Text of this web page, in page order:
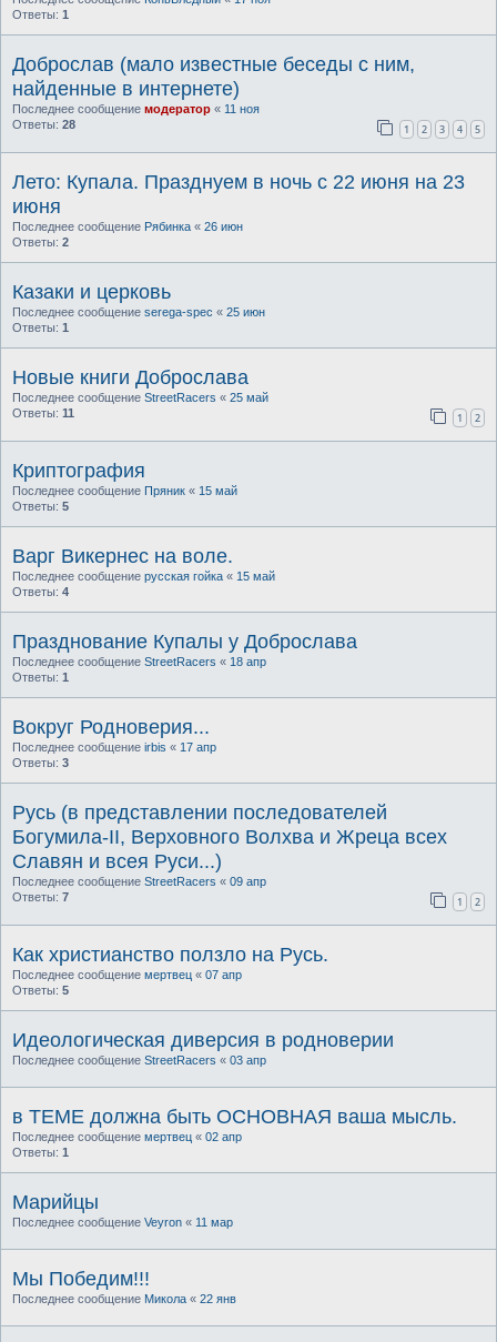
Ответы: 1
Доброслав (мало известные беседы с ним,
найденные в интернете)
Последнее сообщение модератор « 11 ноя
Ответы: 28 1 2 3 4 5
Лето: Купала. Празднуем в ночь с 22 июня на 23
июня
Последнее сообщение Рябинка « 26 июн
Ответы: 2
Казаки и церковь
Последнее сообщение serega-spec « 25 июн
Ответы: 1
Новые книги Доброслава
Последнее сообщение StreetRacers « 25 май
Ответы: 11 1 2
Криптография
Последнее сообщение Пряник « 15 май
Ответы: 5
Варг Викернес на воле.
Последнее сообщение русская гойка « 15 май
Ответы: 4
Празднование Купалы у Доброслава
Последнее сообщение StreetRacers « 18 апр
Ответы: 1
Вокруг Родноверия...
Последнее сообщение irbis « 17 апр
Ответы: 3
Русь (в представлении последователей
Богумила-II, Верховного Волхва и Жреца всех
Славян и всея Руси...)
Последнее сообщение StreetRacers « 09 апр
Ответы: 7 1 2
Как христианство ползло на Русь.
Последнее сообщение мертвец « 07 апр
Ответы: 5
Идеологическая диверсия в родноверии
Последнее сообщение StreetRacers « 03 апр
в ТЕМЕ должна быть ОСНОВНАЯ ваша мысль.
Последнее сообщение мертвец « 02 апр
Ответы: 1
Марийцы
Последнее сообщение Veyron « 11 мар
Мы Победим!!!
Последнее сообщение Микола « 22 янв